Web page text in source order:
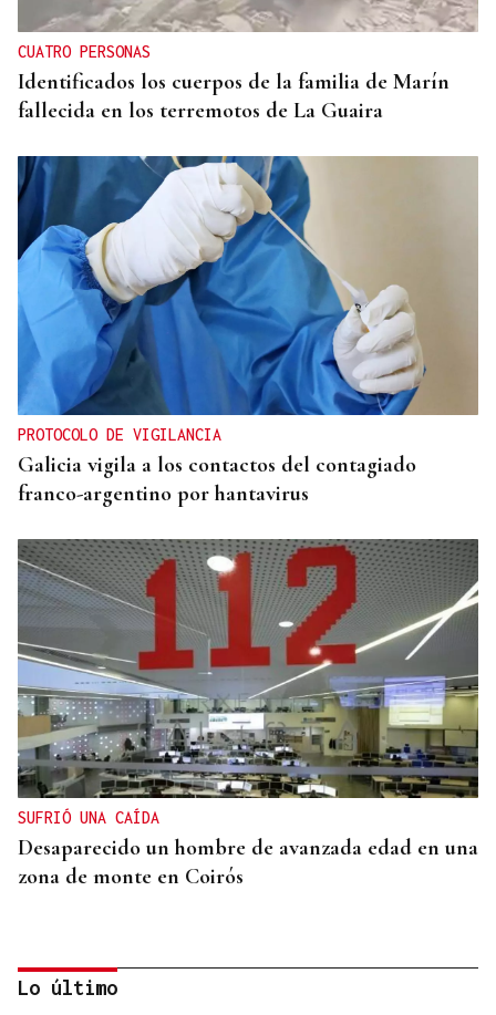
CUATRO PERSONAS
Identificados los cuerpos de la familia de Marín
fallecida en los terremotos de La Guaira
PROTOCOLO DE VIGILANCIA
Galicia vigila a los contactos del contagiado
franco-argentino por hantavirus
SUFRIÓ UNA CAÍDA
Desaparecido un hombre de avanzada edad en una
zona de monte en Coirós
Lo último